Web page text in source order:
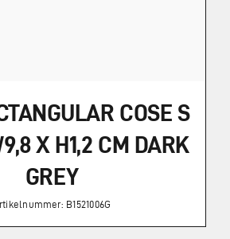
COSE S
X H1,2 CM DARK
GREY
B1521006G